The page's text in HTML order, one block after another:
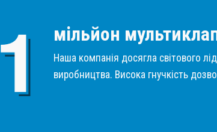
1
мільйон
Наша компанія досягла світового
виробництва. Висока гнучкість